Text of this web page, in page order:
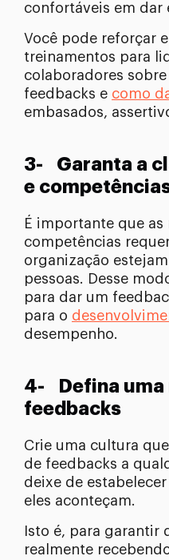
confortáveis em dar
Você pode reforçar
treinamentos para
colaboradores
feedbacks e como
embasados,
3- Garanta a
e
É importante que as
competências
organização
pessoas. Desse
para dar um
para o
desempenho.
4- Defina uma
feedbacks
Crie uma cultura
de feedbacks a
deixe de
eles aconteçam.
Isto é, para garantir
realmente